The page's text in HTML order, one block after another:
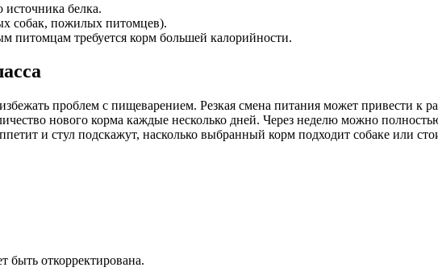
источника белка.
собак, пожилых питомцев).
питомцам требуется корм большей калорийности.
проблем с пищеварением. Резкая смена питания может привести к
нового корма каждые несколько дней. Через неделю можно
и стул подскажут, насколько выбранный корм подходит собаке или
быть откорректирована.